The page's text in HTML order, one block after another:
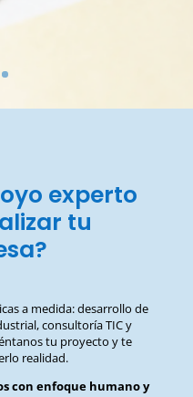
experto
tu
a medida: desarrollo de
consultoría TIC y
tu proyecto y te
realidad.
con enfoque humano y